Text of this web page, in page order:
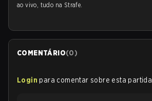
ao vivo, tudo na Strafe.
COMENTÁRIO(0)
Login para comentar sobre esta partida